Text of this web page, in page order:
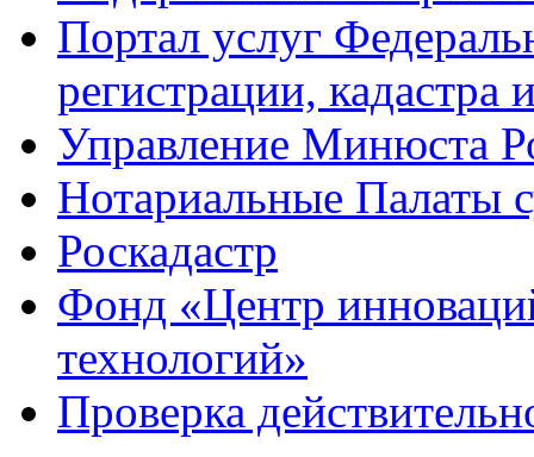
Портал услуг
регистрации, кадастра
Управление Минюста
Нотариальные Палаты
Роскадастр
Фонд «Центр
технологий»
Проверка